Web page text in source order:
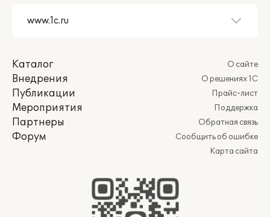
Каталог
Внедрения
Публикации
Мероприятия
Партнеры
Форум
О сайте
О решениях 1С
Прайс-лист
Поддержка
Обратная связь
Сообщить об ошибке
Карта сайта